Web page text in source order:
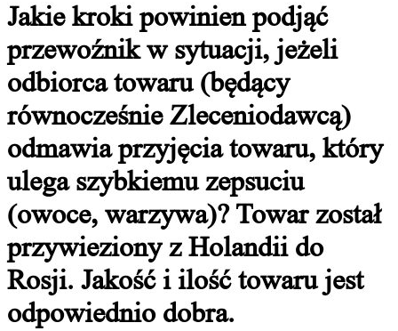
Jakie kroki powinien podjąć
przewoźnik w sytuacji, jeżeli
odbiorca towaru (będący
równocześnie Zleceniodawcą)
odmawia przyjęcia towaru, który
ulega szybkiemu zepsuciu
(owoce, warzywa)? Towar został
przywieziony z Holandii do
Rosji. Jakość i ilość towaru jest
odpowiednio dobra.